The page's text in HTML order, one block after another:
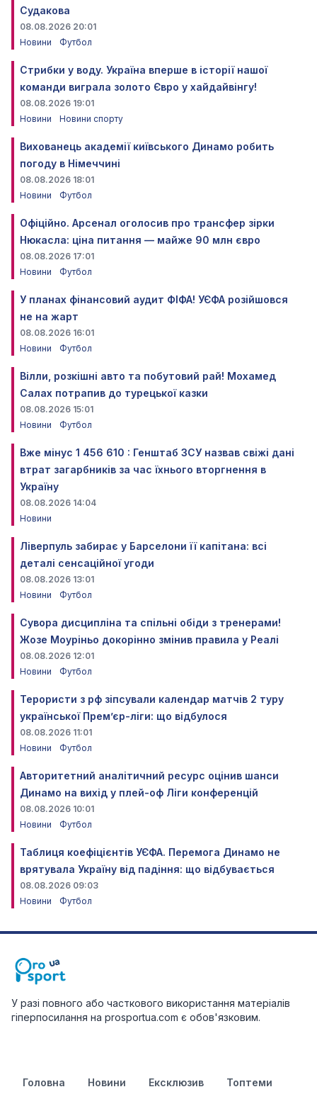
Судакова
08.08.2026 20:01
Новини
Футбол
Стрибки у воду. Україна вперше в історії нашої
команди виграла золото Євро у хайдайвінгу!
08.08.2026 19:01
Новини
Новини спорту
Вихованець академії київського Динамо робить
погоду в Німеччині
08.08.2026 18:01
Новини
Футбол
Офіційно. Арсенал оголосив про трансфер зірки
Нюкасла: ціна питання — майже 90 млн євро
08.08.2026 17:01
Новини
Футбол
У планах фінансовий аудит ФІФА! УЄФА розійшовся
не на жарт
08.08.2026 16:01
Новини
Футбол
Вілли, розкішні авто та побутовий рай! Мохамед
Салах потрапив до турецької казки
08.08.2026 15:01
Новини
Футбол
Вже мінус 1 456 610 : Генштаб ЗСУ назвав свіжі дані
втрат загарбників за час їхнього вторгнення в
Україну
08.08.2026 14:04
Новини
Ліверпуль забирає у Барселони її капітана: всі
деталі сенсаційної угоди
08.08.2026 13:01
Новини
Футбол
Сувора дисципліна та спільні обіди з тренерами!
Жозе Моуріньо докорінно змінив правила у Реалі
08.08.2026 12:01
Новини
Футбол
Терористи з рф зіпсували календар матчів 2 туру
української Прем’єр-ліги: що відбулося
08.08.2026 11:01
Новини
Футбол
Авторитетний аналітичний ресурс оцінив шанси
Динамо на вихід у плей-оф Ліги конференцій
08.08.2026 10:01
Новини
Футбол
Таблиця коефіцієнтів УЄФА. Перемога Динамо не
врятувала Україну від падіння: що відбувається
08.08.2026 09:03
Новини
Футбол
У разі повного або часткового використання матеріалів
гіперпосилання на prosportua.com є обов'язковим.
Головна Новини Ексклюзив Топтеми